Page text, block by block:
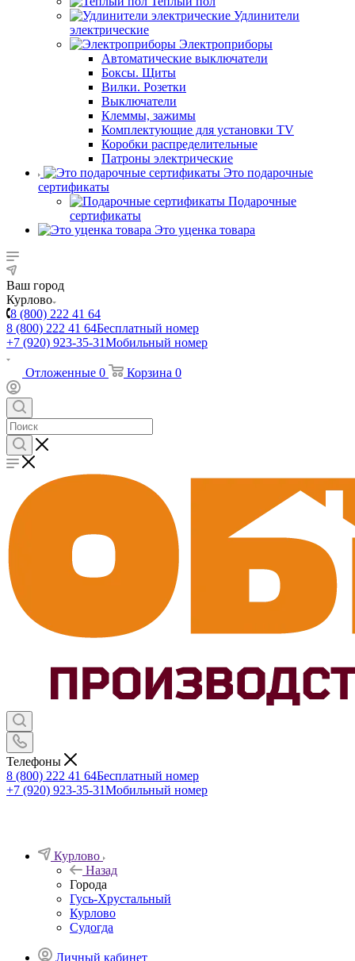
Удлинители
электрические
Электроприборы
Автоматические выключатели
Боксы. Щиты
Вилки. Розетки
Выключатели
Клеммы, зажимы
Комплектующие для установки TV
Коробки распределительные
Патроны электрические
Это подарочные
сертификаты
Подарочные
сертификаты
Это уценка товара
Ваш город
Курлово
8 (800) 222 41 64
8 (800) 222 41 64Бесплатный номер
+7 (920) 923-35-31Мобильный номер
Отложенные 0 Корзина 0
Телефоны
8 (800) 222 41 64Бесплатный номер
+7 (920) 923-35-31Мобильный номер
Курлово
Назад
Города
Гусь-Хрустальный
Курлово
Судогда
Личный кабинет